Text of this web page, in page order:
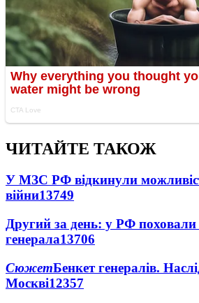
ЧИТАЙТЕ ТАКОЖ
У МЗС РФ відкинули
війни13749
Другий за день: у РФ
генерала13706
СюжетБенкет генералів.
Москві12357